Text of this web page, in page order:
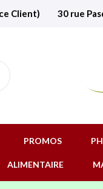
Client) 30 rue
PROMOS
ALIMENTAIRE